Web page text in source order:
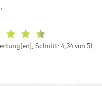
Schnitt: 4,34 von 5)